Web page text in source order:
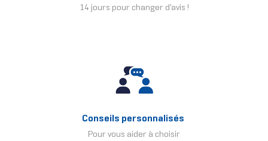
14 jours pour changer d'avis !
Conseils personnalisés
Pour vous aider à choisir